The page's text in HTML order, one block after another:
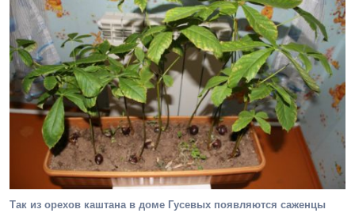
Так из орехов каштана в доме Гусевых появляются саженцы